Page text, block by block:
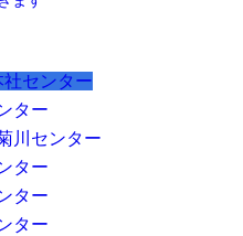
社センター
ター
川センター
ター
ター
ター